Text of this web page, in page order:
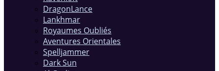
DragonLance
Lankhmar
Royaumes Oubliés
Aventures Orientales
Spelljammer
Dark Sun